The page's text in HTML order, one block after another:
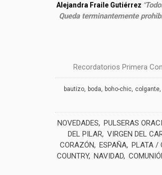
Alejandra Fraile Gutiérrez "
Queda terminantemente
Recordatorios Primera
bautizo boda boho-chic colgante
NOVEDADES PULSERAS
DEL PILAR VIRGEN DEL
CORAZÓN
ESPAÑA PLATA /
COUNTRY NAVIDAD